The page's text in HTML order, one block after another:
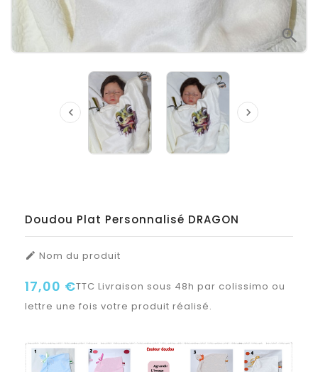

 
Doudou Plat Personnalisé DRAGON
 Nom du produit
17,00 €TTC Livraison sous 48h par colissimo ou
lettre une fois votre produit réalisé.